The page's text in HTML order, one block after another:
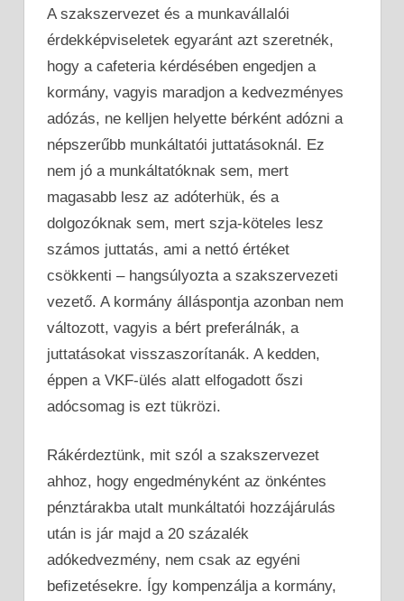
A szakszervezet és a munkavállalói
érdekképviseletek egyaránt azt szeretnék,
hogy a cafeteria kérdésében engedjen a
kormány, vagyis maradjon a kedvezményes
adózás, ne kelljen helyette bérként adózni a
népszerűbb munkáltatói juttatásoknál. Ez
nem jó a munkáltatóknak sem, mert
magasabb lesz az adóterhük, és a
dolgozóknak sem, mert szja-köteles lesz
számos juttatás, ami a nettó értéket
csökkenti – hangsúlyozta a szakszervezeti
vezető. A kormány álláspontja azonban nem
változott, vagyis a bért preferálnák, a
juttatásokat visszaszorítanák. A kedden,
éppen a VKF-ülés alatt elfogadott őszi
adócsomag is ezt tükrözi.
Rákérdeztünk, mit szól a szakszervezet
ahhoz, hogy engedményként az önkéntes
pénztárakba utalt munkáltatói hozzájárulás
után is jár majd a 20 százalék
adókedvezmény, nem csak az egyéni
befizetésekre. Így kompenzálja a kormány,